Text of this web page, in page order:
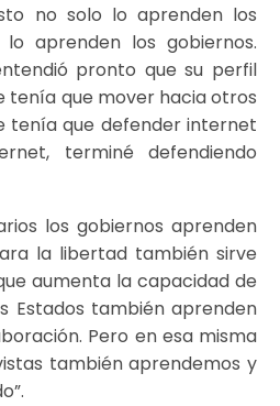
no solo lo aprenden los
lo aprenden los gobiernos.
pronto que su perfil
tenía que mover hacia otros
tenía que defender internet
terminé defendiendo
los gobiernos aprenden
la libertad también sirve
aumenta la capacidad de
Estados también aprenden
Pero en esa misma
también aprendemos y